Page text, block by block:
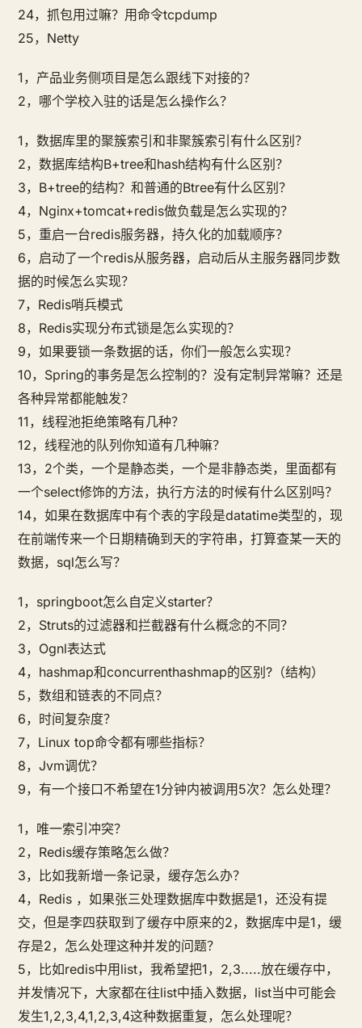
24，抓包用过嘛？用命令tcpdump
25，Netty
1，产品业务侧项目是怎么跟线下对接的？
2，哪个学校入驻的话是怎么操作么？
1，数据库里的聚簇索引和非聚簇索引有什么区别？
2，数据库结构B+tree和hash结构有什么区别？
3，B+tree的结构？和普通的Btree有什么区别？
4，Nginx+tomcat+redis做负载是怎么实现的？
5，重启一台redis服务器，持久化的加载顺序？
6，启动了一个redis从服务器，启动后从主服务器同步数
据的时候怎么实现？
7，Redis哨兵模式
8，Redis实现分布式锁是怎么实现的？
9，如果要锁一条数据的话，你们一般怎么实现？
10，Spring的事务是怎么控制的？没有定制异常嘛？还是
各种异常都能触发？
11，线程池拒绝策略有几种？
12，线程池的队列你知道有几种嘛？
13，2个类，一个是静态类，一个是非静态类，里面都有
一个select修饰的方法，执行方法的时候有什么区别吗？
14，如果在数据库中有个表的字段是datatime类型的，现
在前端传来一个日期精确到天的字符串，打算查某一天的
数据，sql怎么写？
1，springboot怎么自定义starter？
2，Struts的过滤器和拦截器有什么概念的不同？
3，Ognl表达式
4，hashmap和concurrenthashmap的区别?（结构）
5，数组和链表的不同点？
6，时间复杂度？
7，Linux top命令都有哪些指标？
8，Jvm调优？
9，有一个接口不希望在1分钟内被调用5次？怎么处理？
1，唯一索引冲突？
2，Redis缓存策略怎么做？
3，比如我新增一条记录，缓存怎么办？
4，Redis ，如果张三处理数据库中数据是1，还没有提
交，但是李四获取到了缓存中原来的2，数据库中是1，缓
存是2，怎么处理这种并发的问题？
5，比如redis中用list，我希望把1，2,3.....放在缓存中，
并发情况下，大家都在往list中插入数据，list当中可能会
发生1,2,3,4,1,2,3,4这种数据重复，怎么处理呢？